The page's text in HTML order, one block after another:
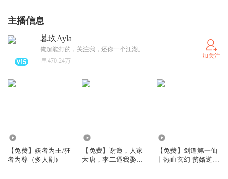
主播信息
暮玖Ayla
俺超能打的，关注我，还你一个江湖。
470.24万
加关注
【免费】妖者为王/狂
者为尊（多人剧）
【免费】谢邀，人家
大唐，李二逼我娶长
【免费】剑道第一仙
丨热血玄幻 赘婿逆袭